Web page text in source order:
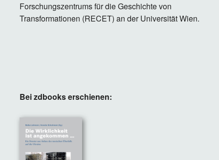
Forschungszentrums für die Geschichte von
Transformationen (RECET) an der Universität Wien.
Bei zdbooks erschienen: